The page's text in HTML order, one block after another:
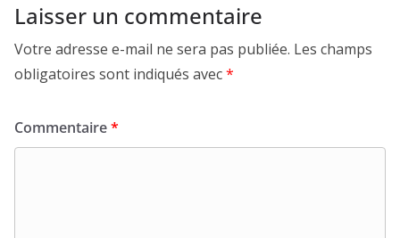
Laisser un commentaire
Votre adresse e-mail ne sera pas publiée. Les champs
obligatoires sont indiqués avec*
Commentaire*